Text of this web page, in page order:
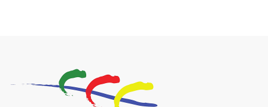
2026-07-23
猛龍長跑隊恆常練習 - 7月23日
（19:00開始）